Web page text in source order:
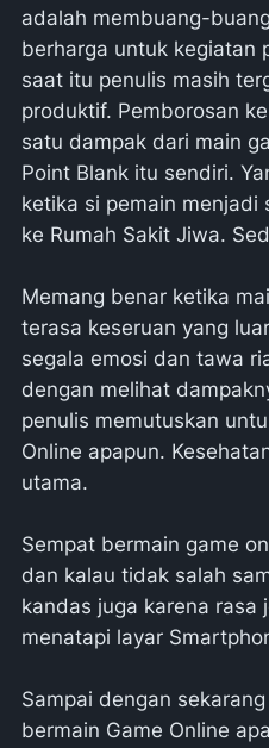
adalah membuang-
berharga untuk kegiatan
saat itu penulis masih
produktif. Pemborosan
satu dampak dari main
Point Blank itu sendiri.
ketika si pemain menjadi
ke Rumah Sakit Jiwa.
Memang benar ketika
terasa keseruan yang
segala emosi dan tawa
dengan melihat
penulis memutuskan
Online apapun.
utama.
Sempat bermain game
dan kalau tidak salah
kandas juga karena rasa
menatapi layar
Sampai dengan
bermain Game Online